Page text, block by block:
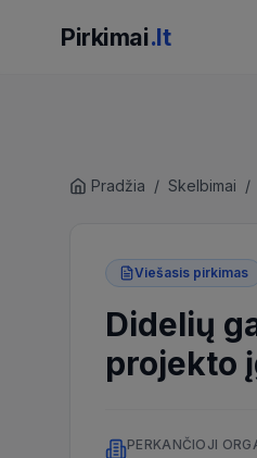
Pirkimai.lt
Pradžia / Skelbimai /
Viešasis pirkimas
Didelių
projekto
PERKANČIOJI